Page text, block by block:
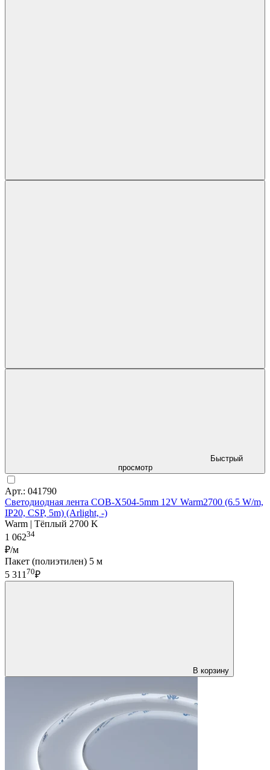
Быстрый
просмотр
Арт.: 041790
Светодиодная лента COB-X504-5mm 12V Warm2700 (6.5 W/m,
IP20, CSP, 5m) (Arlight, -)
Warm | Тёплый 2700 K
1 06234
₽/м
Пакет (полиэтилен) 5 м
5 311 70₽
В корзину